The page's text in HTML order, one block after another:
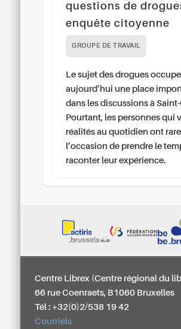
questions de
enquête citoyenne
GROUPE DE TRAVAIL
Le sujet des drogues occupe
aujourd’hui une place
dans les discussions à
Pourtant, les personnes qui
réalités au quotidien ont
l’occasion de prendre le
raconter leur expérience.
Centre Librex (Centre régional du
66 rue Coenraets, B1060 Bruxelles
Tél : +32(0)2/538 19 42
Courriels